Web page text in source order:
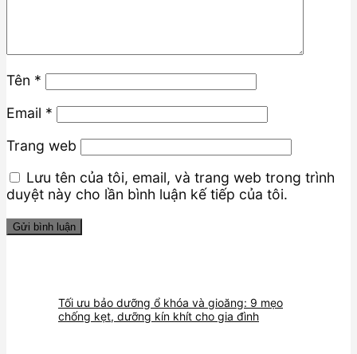
Tên *
Email *
Trang web
Lưu tên của tôi, email, và trang web trong trình
duyệt này cho lần bình luận kế tiếp của tôi.
Tối ưu bảo dưỡng ổ khóa và gioăng: 9 mẹo
chống kẹt, dưỡng kín khít cho gia đình